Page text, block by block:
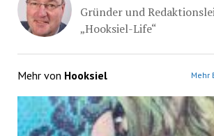
Gründer und
„Hooksiel-Life“
Mehr von Hooksiel Mehr